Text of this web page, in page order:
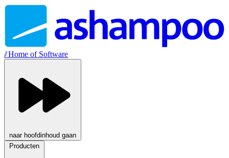
//Home of Software
naar hoofdinhoud gaan
Producten